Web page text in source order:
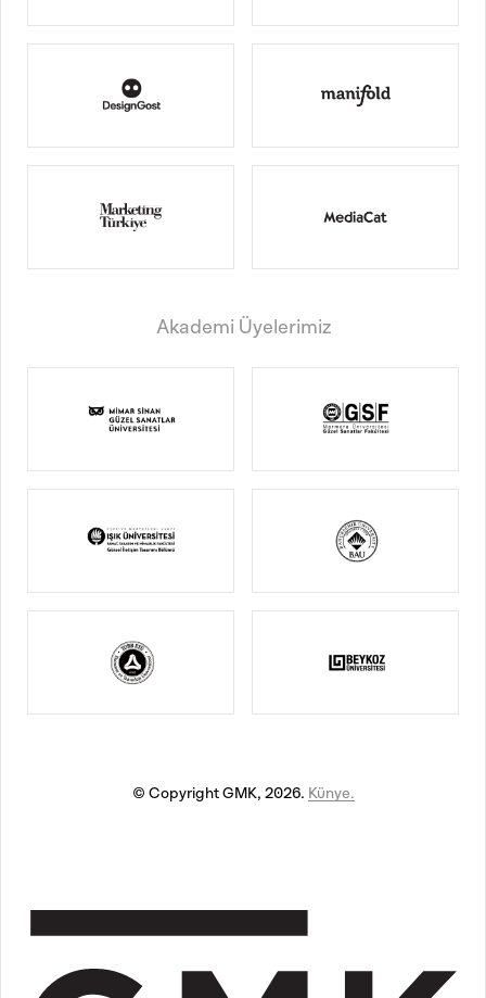
Akademi Üyelerimiz
© Copyright GMK, 2026. Künye.